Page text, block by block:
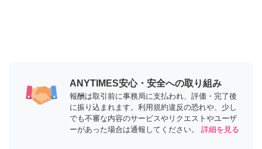
ANYTIMES安心・安全への取り組み
報酬は取引前に事務局に支払われ、評価・完了後
に振り込まれます。利用規約違反の恐れや、少し
でも不審な内容のサービスやリクエストやユーザ
ーがあった場合は通報してください。
詳細を見る